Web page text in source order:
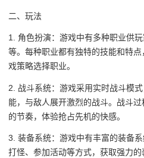
二、玩法
1. 角色扮演：游戏中有多种职业供
等。每种职业都有独特的技能和特
戏策略选择职业。
2. 战斗系统：游戏采用实时战斗模
能，与敌人展开激烈的战斗。战斗
的节奏，体验抢占先机的快感。
3. 装备系统：游戏中有丰富的装备
打怪、参加活动等方式，获取强力